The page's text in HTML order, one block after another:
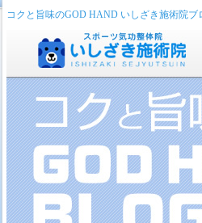
コクと旨味のGOD HAND いしざき施術院ブ